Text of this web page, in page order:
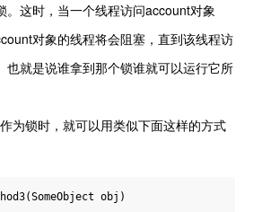
。这时，当一个线程访问account对象
对象的线程将会阻塞，直到该线程访
也就是说谁拿到那个锁谁就可以运行它所
为锁时，就可以用类似下面这样的方式
(SomeObject obj)